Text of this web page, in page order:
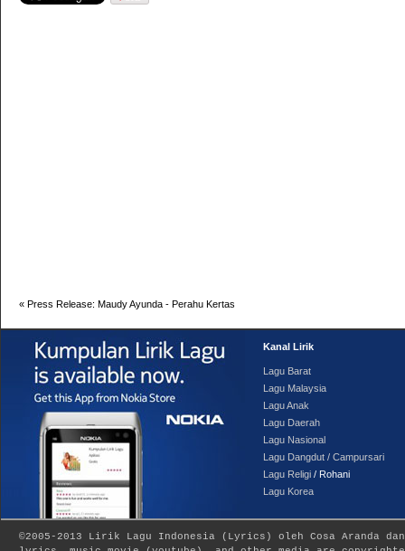
« Press Release: Maudy Ayunda - Perahu Kertas
Kanal Lirik
Lagu Barat
Lagu Malaysia
Lagu Anak
Lagu Daerah
Lagu Nasional
Lagu Dangdut / Campursari
Lagu Religi / Rohani
Lagu Korea
©2005-2013 Lirik Lagu Indonesia ( Lyrics ) oleh Cosa Aranda